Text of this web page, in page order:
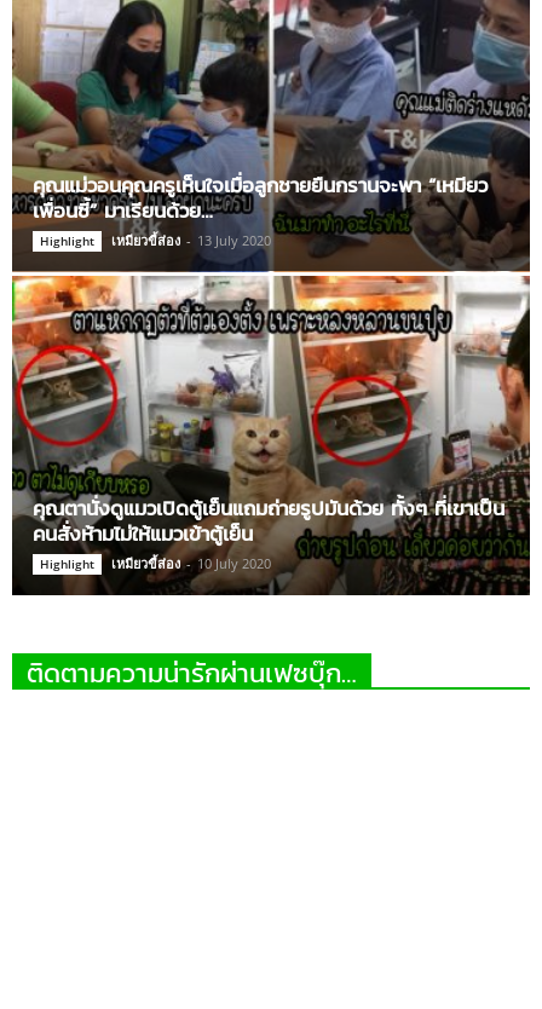
คุณแม่วอนคุณครูเห็นใจเมื่อลูกชายยืนกรานจะพา “เหมียว
เพื่อนซี้” มาเรียนด้วย…
Highlight เหมียวขี้ส่อง - 13 July 2020
คุณตานั่งดูแมวเปิดตู้เย็นแถมถ่ายรูปมันด้วย ทั้งๆ ที่เขาเป็น
คนสั่งห้ามไม่ให้แมวเข้าตู้เย็น
Highlight เหมียวขี้ส่อง - 10 July 2020
ติดตามความน่ารักผ่านเฟซบุ๊ก…